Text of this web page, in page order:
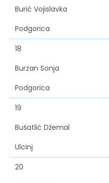
Burić Vojislavka
Podgorica
18
Burzan Sonja
Podgorica
19
Bušatlić Džemal
Ulcinj
20